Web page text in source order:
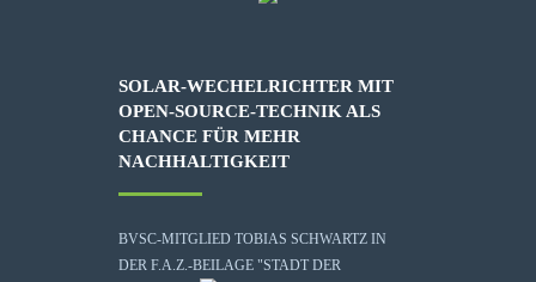
SOLAR-WECHELRICHTER MIT
OPEN-SOURCE-TECHNIK ALS
CHANCE FÜR MEHR
NACHHALTIGKEIT
BVSC-MITGLIED TOBIAS SCHWARTZ IN
DER F.A.Z.-BEILAGE "STADT DER